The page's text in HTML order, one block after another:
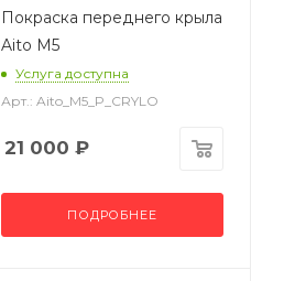
Покраска переднего крыла
Aito M5
Услуга доступна
Арт.: Aito_M5_P_CRYLO
21 000 ₽
ПОДРОБНЕЕ